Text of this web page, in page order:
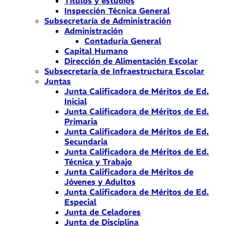
Inspección Técnica General
Subsecretaría de Administración
Administración
Contaduría General
Capital Humano
Dirección de Alimentación Escolar
Subsecretaría de Infraestructura Escolar
Juntas
Junta Calificadora de Méritos de Ed.
Inicial
Junta Calificadora de Méritos de Ed.
Primaria
Junta Calificadora de Méritos de Ed.
Secundaria
Junta Calificadora de Méritos de Ed.
Técnica y Trabajo
Junta Calificadora de Méritos de
Jóvenes y Adultos
Junta Calificadora de Méritos de Ed.
Especial
Junta de Celadores
Junta de Disciplina